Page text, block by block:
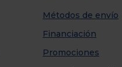
Métodos de envío
Financiación
Promociones